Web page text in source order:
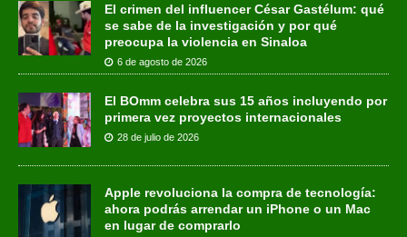
El crimen del influencer César Gastélum: qué
se sabe de la investigación y por qué
preocupa la violencia en Sinaloa
6 de agosto de 2026
El BOmm celebra sus 15 años incluyendo por
primera vez proyectos internacionales
28 de julio de 2026
Apple revoluciona la compra de tecnología:
ahora podrás arrendar un iPhone o un Mac
en lugar de comprarlo